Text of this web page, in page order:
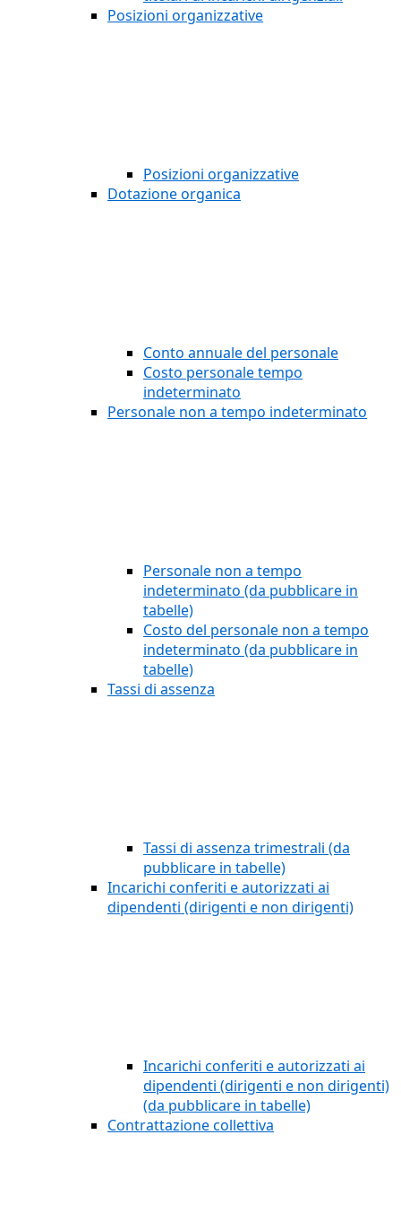
Posizioni organizzative
Posizioni organizzative
Dotazione organica
Conto annuale del personale
Costo personale tempo
indeterminato
Personale non a tempo indeterminato
Personale non a tempo
indeterminato (da pubblicare in
tabelle)
Costo del personale non a tempo
indeterminato (da pubblicare in
tabelle)
Tassi di assenza
Tassi di assenza trimestrali (da
pubblicare in tabelle)
Incarichi conferiti e autorizzati ai
dipendenti (dirigenti e non dirigenti)
Incarichi conferiti e autorizzati ai
dipendenti (dirigenti e non dirigenti)
(da pubblicare in tabelle)
Contrattazione collettiva